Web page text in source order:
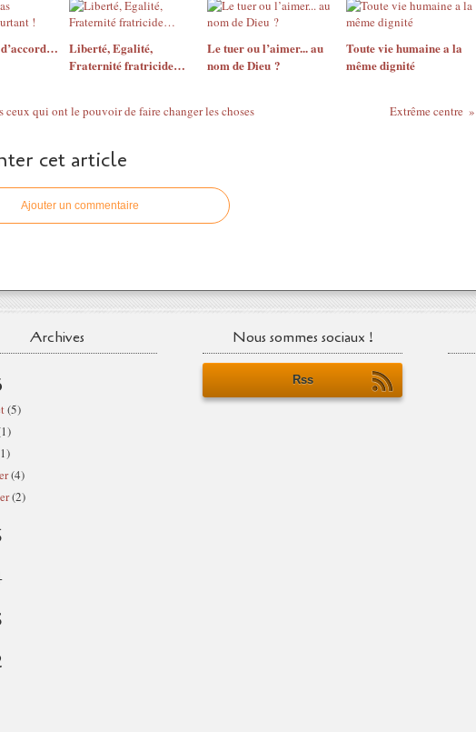
d’accord…
Liberté, Egalité,
Fraternité fratricide…
Le tuer ou l’aimer... au
nom de Dieu ?
Toute vie humaine a la
même dignité
ceux qui ont le pouvoir de faire changer les choses Extrême centre
cet article
Ajouter un commentaire
Archives
(5)
(4)
(2)
Nous sommes sociaux !
Rss